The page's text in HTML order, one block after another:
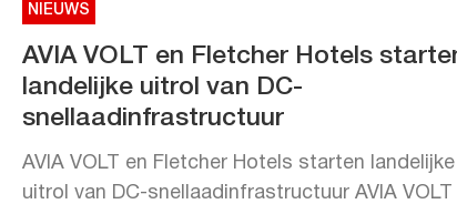
NIEUWS
AVIA VOLT en Fletcher Hotels
landelijke uitrol van DC-
snellaadinfrastructuur
AVIA VOLT en Fletcher Hotels starten landelijke
uitrol van DC-snellaadinfrastructuur AVIA VOLT